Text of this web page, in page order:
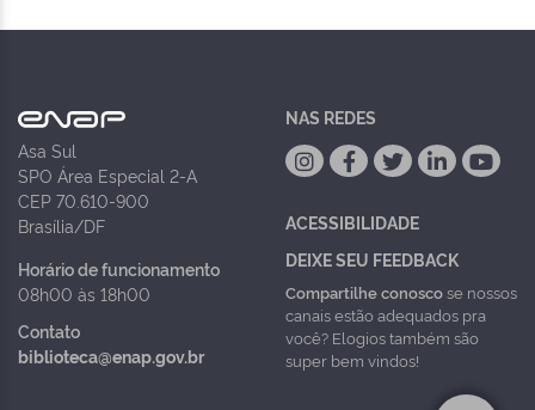
Asa Sul
SPO Área Especial 2-A
CEP 70.610-900
Brasília/DF
Horário de funcionamento
08h00 às 18h00
Contato
biblioteca@enap.gov.br
NAS REDES
ACESSIBILIDADE
DEIXE SEU FEEDBACK
Compartilhe conoscose nossos
canais estão adequados pra
você? Elogios também são
super bem vindos!